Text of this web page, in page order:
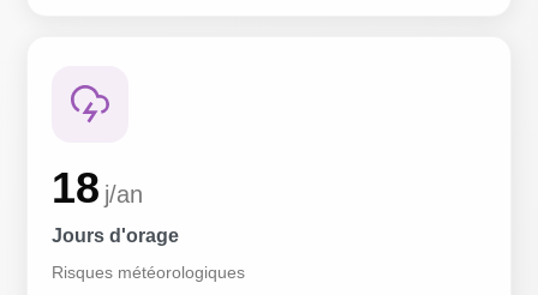
18 j/an
Jours d'orage
Risques météorologiques